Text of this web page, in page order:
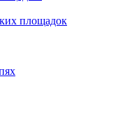
площадок